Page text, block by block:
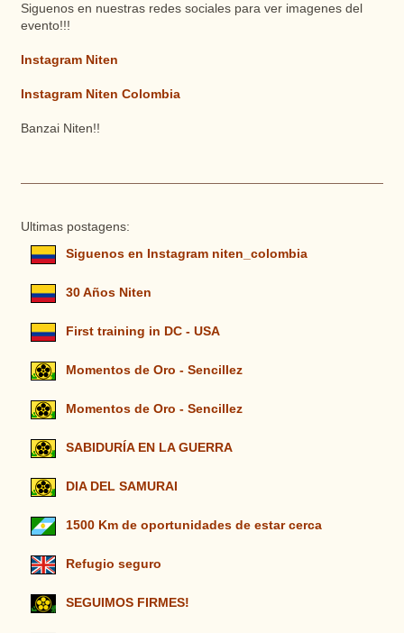
Siguenos en nuestras redes sociales para ver imagenes del
evento!!!
Instagram Niten
Instagram Niten Colombia
Banzai Niten!!
Ultimas postagens:
Siguenos en Instagram niten_colombia
30 Años Niten
First training in DC - USA
Momentos de Oro - Sencillez
Momentos de Oro - Sencillez
SABIDURÍA EN LA GUERRA
DIA DEL SAMURAI
1500 Km de oportunidades de estar cerca
Refugio seguro
SEGUIMOS FIRMES!